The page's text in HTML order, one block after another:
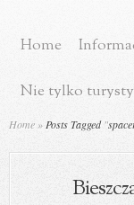
Home
Nie tylko
Home » Posts Tagged "